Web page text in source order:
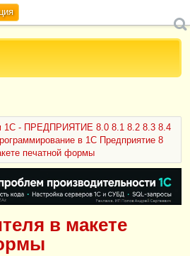
1С - ПРЕДПРИЯТИЕ 8.0 8.1 8.2 8.3 8.4
в 1С Предприятие 8
печатной формы
в макете